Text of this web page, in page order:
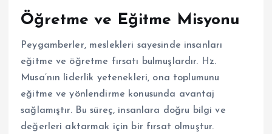
Öğretme ve Eğitme Misyonu
Peygamberler, meslekleri sayesinde insanları
eğitme ve öğretme fırsatı bulmuşlardır. Hz.
Musa’nın liderlik yetenekleri, ona toplumunu
eğitme ve yönlendirme konusunda avantaj
sağlamıştır. Bu süreç, insanlara doğru bilgi ve
değerleri aktarmak için bir fırsat olmuştur.